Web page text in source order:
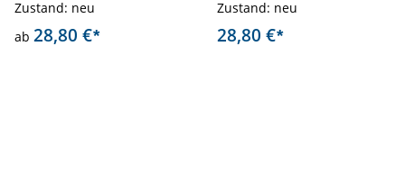
Zustand: neu
ab 28,80 €*
Zustand: neu
28,80 €*